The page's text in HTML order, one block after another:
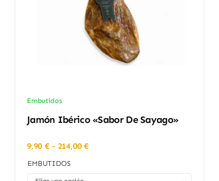
Embutidos
Jamón Ibérico «Sabor De Sayago»
9,90€ - 214,00€Rango
desde
EMBUTIDOS